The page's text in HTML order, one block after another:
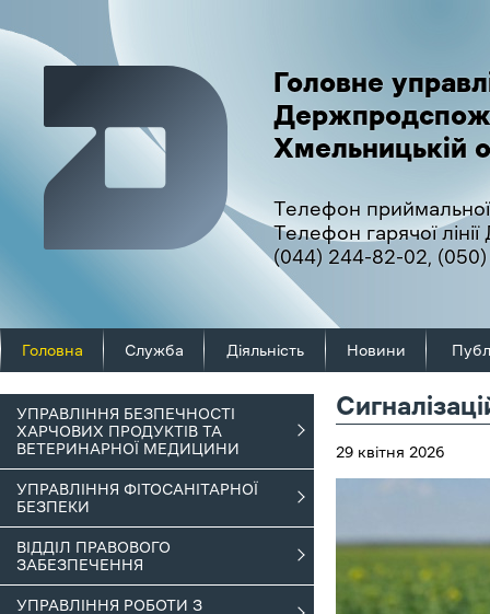
Головне
Хмельницькій
Телефон
Телефон гарячої
(044) 244-82-02,
Головна Служба Діяльність Новини
УПРАВЛІННЯ БЕЗПЕЧНОСТІ
ХАРЧОВИХ ПРОДУКТІВ ТА
ВЕТЕРИНАРНОЇ МЕДИЦИНИ
УПРАВЛІННЯ ФІТОСАНІТАРНОЇ
БЕЗПЕКИ
ВІДДІЛ ПРАВОВОГО
ЗАБЕЗПЕЧЕННЯ
УПРАВЛІННЯ РОБОТИ З
29 квітня 2026